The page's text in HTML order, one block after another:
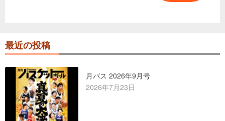
最近の投稿
月バス 2026年9月号
2026年7月23日